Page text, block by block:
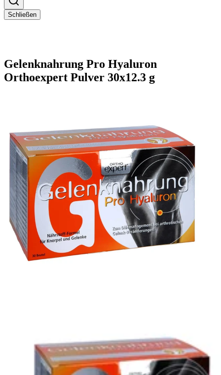
Schließen
Gelenknahrung Pro Hyaluron
Orthoexpert Pulver 30x12.3 g